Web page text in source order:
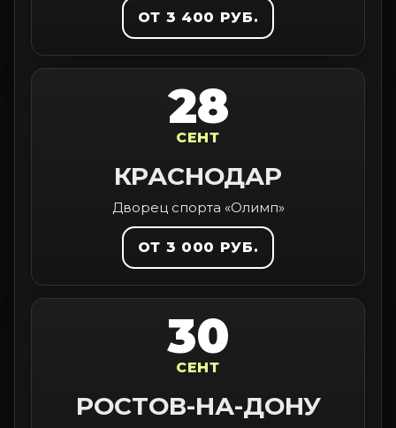
ОТ 3 400 РУБ.
28
СЕНТ
КРАСНОДАР
Дворец спорта «Олимп»
ОТ 3 000 РУБ.
30
СЕНТ
РОСТОВ-НА-ДОНУ